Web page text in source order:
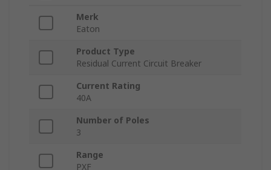
Merk
Eaton
Product Type
Residual Current Circuit Breaker
Current Rating
40A
Number of Poles
3
Range
PXF